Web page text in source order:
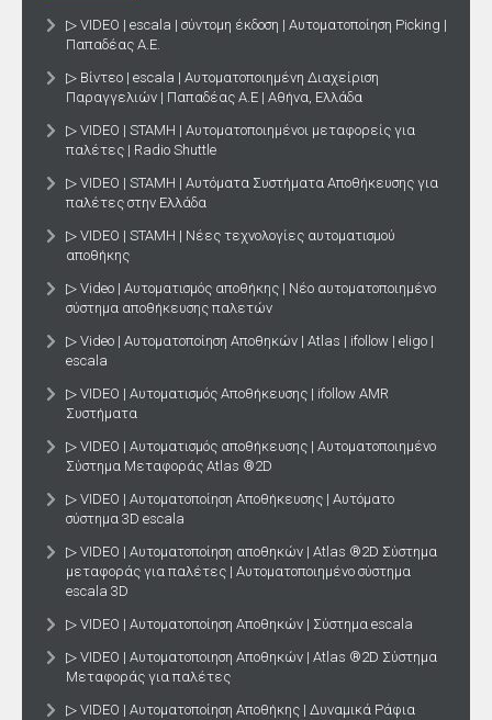
▷ VIDEO | escala | σύντομη έκδοση | Αυτοματοποίηση Picking |
Παπαδέας Α.Ε.
▷ Βίντεο | escala | Αυτοματοποιημένη Διαχείριση
Παραγγελιών | Παπαδέας Α.Ε | Αθήνα, Ελλάδα
▷ VIDEO | STAMH | Αυτοματοποιημένοι μεταφορείς για
παλέτες | Radio Shuttle
▷ VIDEO | STAMH | Αυτόματα Συστήματα Αποθήκευσης για
παλέτες στην Ελλάδα
▷ VIDEO | STAMH | Νέες τεχνολογίες αυτοματισμού
αποθήκης
▷ Video | Αυτοματισμός αποθήκης | Νέο αυτοματοποιημένο
σύστημα αποθήκευσης παλετών
▷ Video | Αυτοματοποίηση Αποθηκών | Atlas | ifollow | eligo |
escala
▷ VIDEO | Αυτοματισμός Αποθήκευσης | ifollow AMR
Συστήματα
▷ VIDEO | Αυτοματισμός αποθήκευσης | Αυτοματοποιημένο
Σύστημα Μεταφοράς Atlas ®2D
▷ VIDEO | Αυτοματοποίηση Αποθήκευσης | Αυτόματο
σύστημα 3D escala
▷ VIDEO | Αυτοματοποίηση αποθηκών | Atlas ®2D Σύστημα
μεταφοράς για παλέτες | Αυτοματοποιημένο σύστημα
escala 3D
▷ VIDEO | Αυτοματοποίηση Αποθηκών | Σύστημα escala
▷ VIDEO | Αυτοματοποιηση Αποθηκών | Atlas ®2D Σύστημα
Μεταφοράς για παλέτες
▷ VIDEO | Αυτοματοποίηση Αποθήκης | Δυναμικά Ράφια